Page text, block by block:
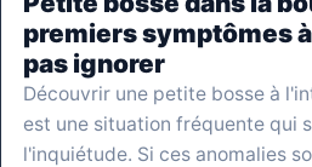
premiers symptômes
pas ignorer
Découvrir une petite bosse à
est une situation fréquente qui
l'inquiétude. Si ces anomalies